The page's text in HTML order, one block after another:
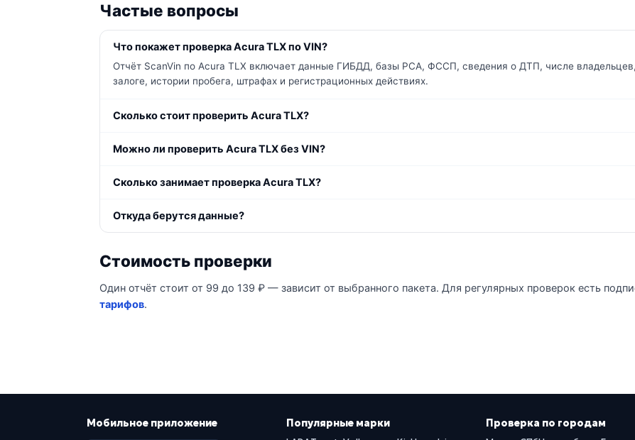
Частые вопросы
Что покажет проверка Acura TLX по VIN?
Отчёт ScanVin по Acura TLX включает данные ГИБДД, базы РСА, ФССП, сведения о ДТП, числе
залоге, истории пробега, штрафах и регистрационных действиях.
Сколько стоит проверить Acura TLX?
Можно ли проверить Acura TLX без VIN?
Сколько занимает проверка Acura TLX?
Откуда берутся данные?
Стоимость проверки
Один отчёт стоит от 99 до 139 ₽ — зависит от выбранного пакета. Для регулярных проверок есть
тарифов.
Мобильное приложение Популярные марки Проверка по городам